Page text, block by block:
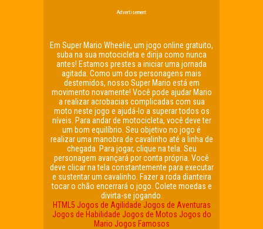
Advertisement
Em Super Mario Wheelie, um jogo online gratuito,
suba na sua motocicleta e dirija como nunca
antes! Estamos prestes a iniciar uma jornada
agitada. Como um dos personagens mais
destemidos, nosso Super Mario está em
movimento novamente! Você pode ajudar Mario
a realizar acrobacias complicadas com sua
moto neste jogo e ajudá-lo a superar todos os
níveis. Para andar de motocicleta, você deve ter
um bom equilíbrio. Seu objetivo no jogo é
realizar uma manobra de cavalinho até a linha de
chegada. Para jogar, clique na tela. Seu
personagem avançará por conta própria. Você
deve clicar na tela constantemente para executar
e sustentar um cavalinho. Fazer a roda dianteira
tocar o chão encerrará o jogo. Colete moedas e
divirta-se jogando.
HTML5 Jogos de Agilidade Jogos de Aventuras
Jogos de Habilidade Jogos de Motos Jogos do
Mario Jogos Famosos